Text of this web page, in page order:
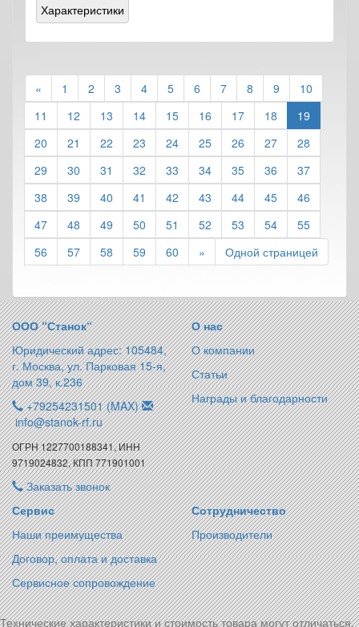
Характеристики
« 1 2 3 4 5 6 7 8 9
10
11
12 13 14 15 16 17 18
19
20
21 22 23 24 25 26 27
28
29
30 31 32 33 34 35 36
37
38
39 40 41 42 43 44 45
46
47
48 49 50 51 52 53 54
55
56
57 58 59 60 » Одной страницей
ООО “Станок“
Юридический адрес: 105484,
г. Москва, ул. Парковая 15-я,
дом 39, к.236
+79254231501 (MAX)
info@stanok-rf.ru
ОГРН 1227700188341, ИНН
9719024832, КПП 771901001
Заказать звонок
О нас
О компании
Статьи
Награды и благодарности
Сервис
Наши преимущества
Договор, оплата и доставка
Сервисное сопровождение
Сотрудничество
Производители
Технические характеристики и стоимость товара могут отличаться.